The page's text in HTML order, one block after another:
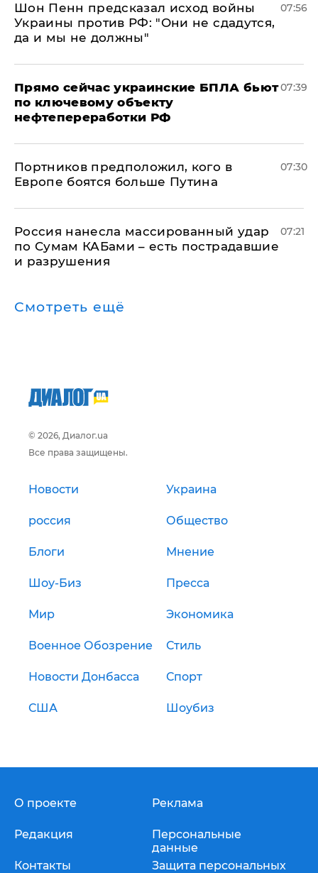
Шон Пенн предсказал исход войны
Украины против РФ: "Они не сдадутся,
да и мы не должны"
07:56
Прямо сейчас украинские БПЛА бьют
по ключевому объекту
нефтепереработки РФ
07:39
Портников предположил, кого в
Европе боятся больше Путина
07:30
Россия нанесла массированный удар
по Сумам КАБами – есть пострадавшие
и разрушения
07:21
Смотреть ещё
© 2026, Диалог.ua
Все права защищены.
Новости Украина
россия Общество
Блоги Мнение
Шоу-Биз Пресса
Мир Экономика
Военное Обозрение Стиль
Новости Донбасса Спорт
США Шоубиз
О проекте
Редакция
Контакты
Реклама
Персональные
данные
Защита персональных